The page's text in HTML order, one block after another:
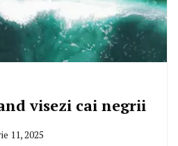
visezi cai negrii
11, 2025